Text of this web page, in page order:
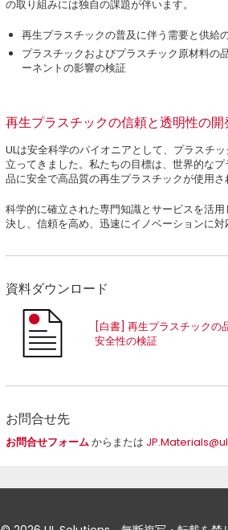
の取り組みには独自の課題が伴います。
再生プラスチックの普及に伴う需要と供給
プラスチックおよびプラスチック原材料の
ーネントの影響の検証
再生プラスチックの信頼と透明性の開
ULは安全科学のパイオニアとして、プラスチ
立ってきました。私たちの目標は、世界的な
品に安全で高品質の再生プラスチックが使用さ
科学的に確立された専門知識とサービスを活
決し、信頼を高め、迅速にイノベーションに対
資料ダウンロード
[白書] 再生プラスチックの
安全性の検証
お問合せ先
お問合せフォームからまたは